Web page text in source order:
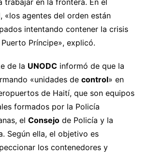
«los agentes del orden están
intentando contener la crisis
Príncipe», explicó.
de la UNODCinformó de que la
«unidades de control» en
de Haití, que son equipos
formados por la Policía
el Consejode Policía y la
Según ella, el objetivo es
los contenedores y